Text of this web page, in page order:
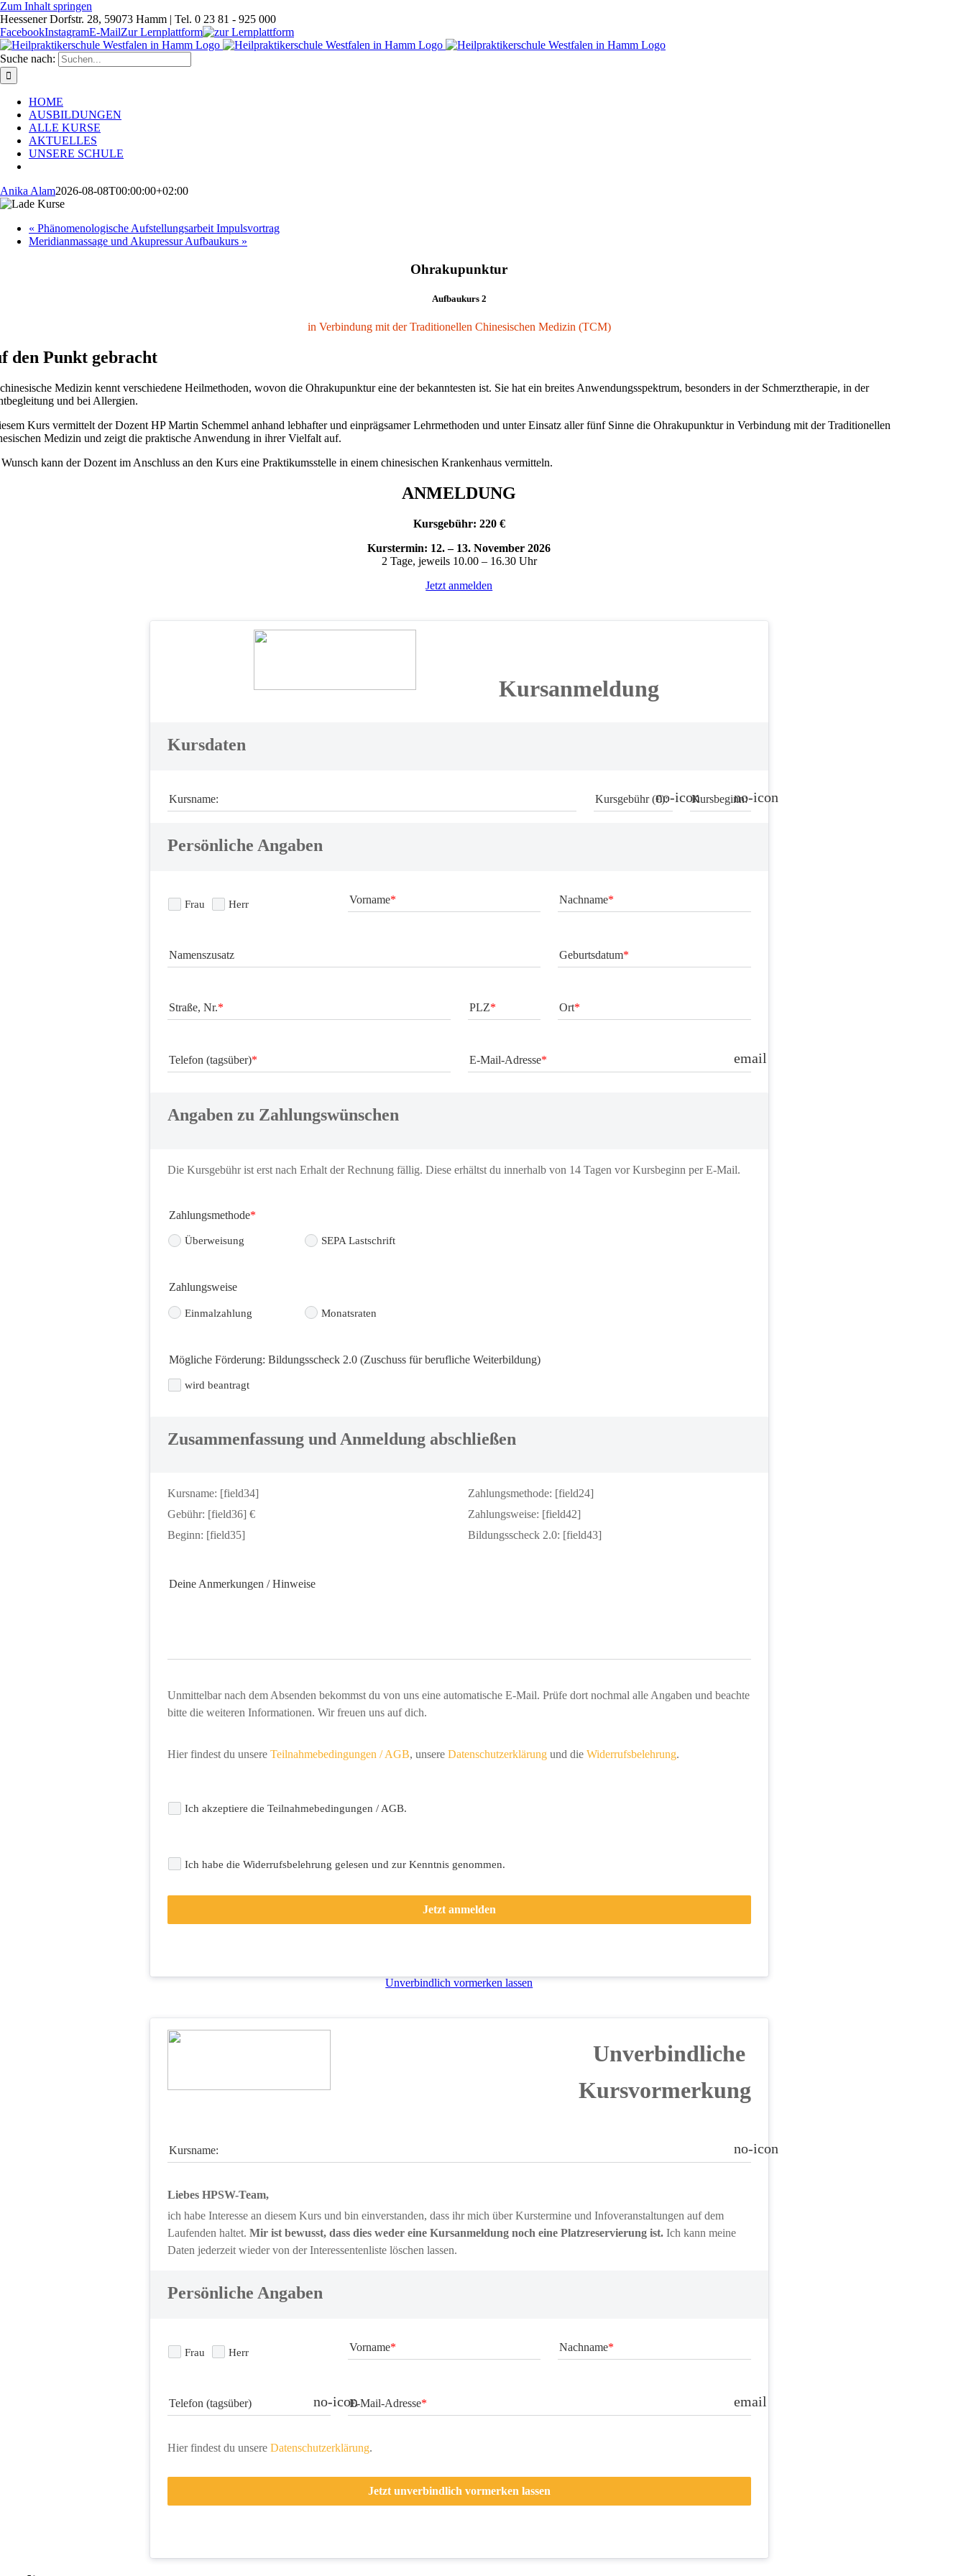
Zum Inhalt springen
Heessener Dorfstr. 28, 59073 Hamm | Tel. 0 23 81 - 925 000
FacebookInstagramE-MailZur Lernplattform
Suche nach:
HOME
AUSBILDUNGEN
ALLE KURSE
AKTUELLES
UNSERE SCHULE
Anika Alam2026-08-08T00:00:00+02:00
« Phänomenologische Aufstellungsarbeit Impulsvortrag
Meridianmassage und Akupressur Aufbaukurs »
Ohrakupunktur
Aufbaukurs 2
in Verbindung mit der Traditionellen Chinesischen Medizin (TCM)
den Punkt gebracht
Medizin kennt verschiedene Heilmethoden, wovon die Ohrakupunktur eine der bekanntesten ist. Sie hat ein breites Anwendungsspektrum, besonders in der Schmerztherapie, in der
und bei Allergien.
Kurs vermittelt der Dozent HP Martin Schemmel anhand lebhafter und einprägsamer Lehrmethoden und unter Einsatz aller fünf Sinne die Ohrakupunktur in Verbindung mit der Traditionellen
Medizin und zeigt die praktische Anwendung in ihrer Vielfalt auf.
kann der Dozent im Anschluss an den Kurs eine Praktikumsstelle in einem chinesischen Krankenhaus vermitteln.
ANMELDUNG
Kursgebühr: 220 €
Kurstermin: 12. – 13. November 2026
2 Tage, jeweils 10.00 – 16.30 Uhr
Jetzt anmelden
Kursanmeldung
Kursdaten
Kursname: Kursgebühr (€):no-iconKursbeginn:no-icon
Persönliche Angaben
Frau Herr Vorname Nachname
Namenszusatz Geburtsdatum
Straße, Nr. PLZ Ort
Telefon (tagsüber) E-Mail-Adresse email
Angaben zu Zahlungswünschen
Die Kursgebühr ist erst nach Erhalt der Rechnung fällig. Diese erhältst du innerhalb von 14 Tagen vor Kursbeginn per E-Mail.
Zahlungsmethode
Überweisung SEPA Lastschrift
Zahlungsweise
Einmalzahlung Monatsraten
Mögliche Förderung: Bildungsscheck 2.0 (Zuschuss für berufliche Weiterbildung)
wird beantragt
Zusammenfassung und Anmeldung abschließen
Kursname: [field34]
Gebühr: [field36] €
Beginn: [field35]
Zahlungsmethode: [field24]
Zahlungsweise: [field42]
Bildungsscheck 2.0: [field43]
Deine Anmerkungen / Hinweise
Unmittelbar nach dem Absenden bekommst du von uns eine automatische E-Mail. Prüfe dort nochmal alle Angaben und beachte
bitte die weiteren Informationen. Wir freuen uns auf dich.
Hier findest du unsere Teilnahmebedingungen / AGB, unsere Datenschutzerklärung und die Widerrufsbelehrung.
Ich akzeptiere die Teilnahmebedingungen / AGB.
Ich habe die Widerrufsbelehrung gelesen und zur Kenntnis genommen.
Jetzt anmelden
Unverbindlich vormerken lassen
Unverbindliche
Kursvormerkung
Kursname: no-icon
Liebes HPSW-Team,
ich habe Interesse an diesem Kurs und bin einverstanden, dass ihr mich über Kurstermine und Infoveranstaltungen auf dem
Laufenden haltet. Mir ist bewusst, dass dies weder eine Kursanmeldung noch eine Platzreservierung ist. Ich kann meine
Daten jederzeit wieder von der Interessentenliste löschen lassen.
Persönliche Angaben
Frau Herr Vorname Nachname
Telefon (tagsüber) no-iconE-Mail-Adresse email
Hier findest du unsere Datenschutzerklärung.
Jetzt unverbindlich vormerken lassen